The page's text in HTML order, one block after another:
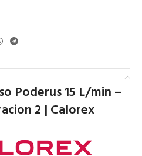
Poderus 15 L/min –
2 | Calorex